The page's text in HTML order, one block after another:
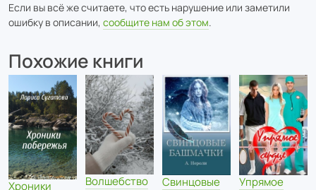
Если вы всё же считаете, что есть нарушение или заметили
ошибку в описании, сообщите нам об этом.
Похожие книги
Хроники
Волшебство
Свинцовые
Упрямое